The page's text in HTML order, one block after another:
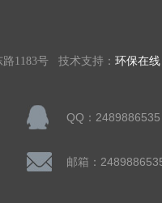
1183号 技术支持： 环保在线
QQ：2489886535
邮箱：